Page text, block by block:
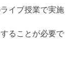
イブ授業で実施
ることが必要で